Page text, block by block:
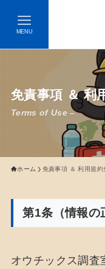
MENU
免責事項 ＆ 利
Terms of Use –
ホーム 免責事項 ＆ 利用規約
第1条（情報の
オウチックス調査